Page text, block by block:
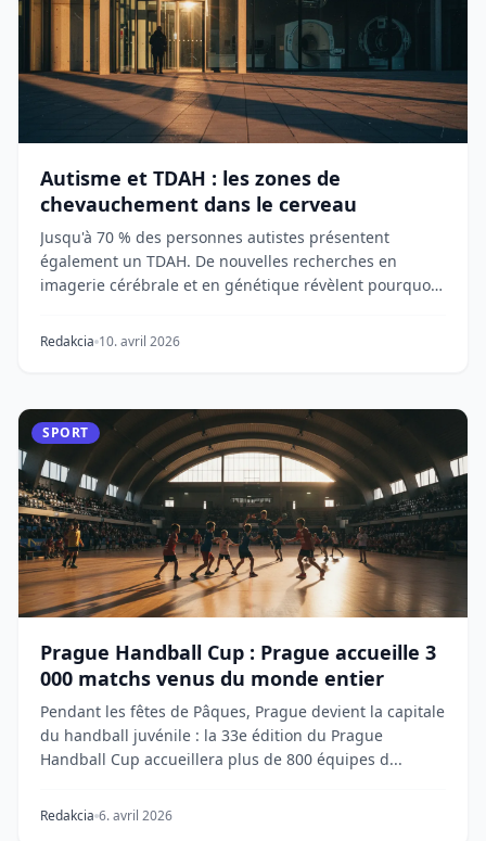
Autisme et TDAH : les zones de
chevauchement dans le cerveau
Jusqu'à 70 % des personnes autistes présentent
également un TDAH. De nouvelles recherches en
imagerie cérébrale et en génétique révèlent pourquoi
Redakcia 10. avril 2026
SPORT
Prague Handball Cup : Prague accueille 3
000 matchs venus du monde entier
Pendant les fêtes de Pâques, Prague devient la capitale
du handball juvénile : la 33e édition du Prague
Handball Cup accueillera plus de 800 équipes d...
Redakcia 6. avril 2026